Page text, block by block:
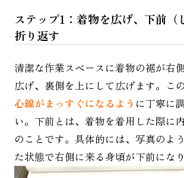
ステップ1：着物を広げ、下前（
折り返す
清潔な作業スペースに着物の裾が右
広げ、裏側を上にして広げます。この
心線がまっすぐになるよう に丁寧に
い。下前とは、着物を着用した際に
のことです。具体的には、写真のよ
た状態で右側に来る身頃が下前になり